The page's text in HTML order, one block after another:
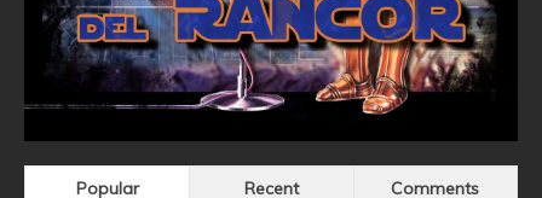
Popular Recent Comments